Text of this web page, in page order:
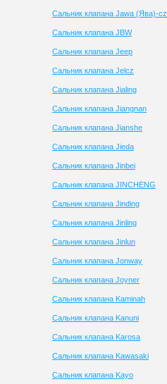
Сальник клапана Jawa (Ява)-cz
Сальник клапана JBW
Сальник клапана Jeep
Сальник клапана Jelcz
Сальник клапана Jialing
Сальник клапана Jiangnan
Сальник клапана Jianshe
Сальник клапана Jieda
Сальник клапана Jinbei
Сальник клапана JINCHENG
Сальник клапана Jinding
Сальник клапана Jinling
Сальник клапана Jinlun
Сальник клапана Jonway
Сальник клапана Joyner
Сальник клапана Kaminah
Сальник клапана Kanuni
Сальник клапана Karosa
Сальник клапана Kawasaki
Сальник клапана Kayo